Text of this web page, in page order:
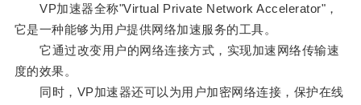
VP加速器全称"Virtual Private Network Accelerator"，
它是一种能够为用户提供网络加速服务的工具。
它通过改变用户的网络连接方式，实现加速网络传输速
度的效果。
同时，VP加速器还可以为用户加密网络连接，保护在线